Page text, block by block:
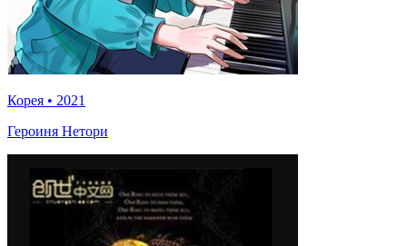
Корея • 2021
Героиня Нетори